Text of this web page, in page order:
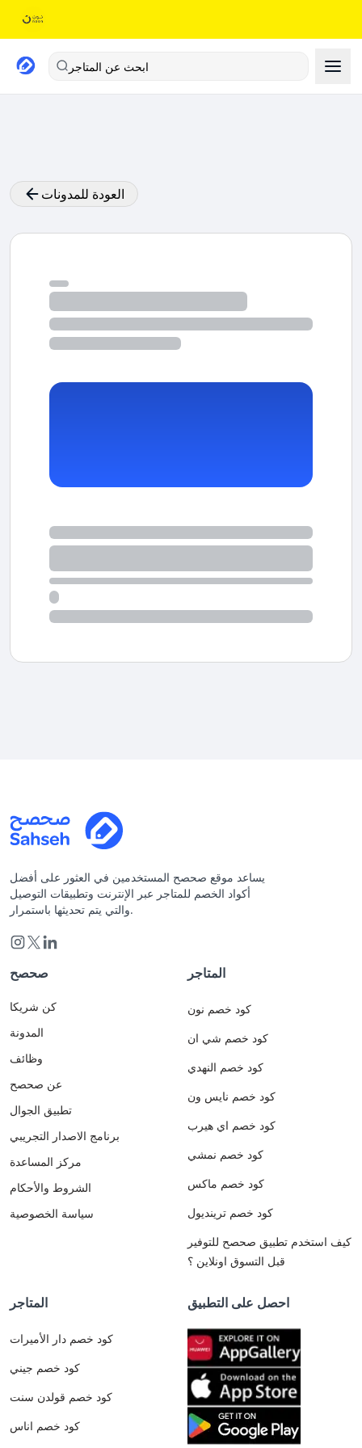
ابحث عن المتاجر
العودة للمدونات
يساعد موقع صحصح المستخدمين في العثور على أفضل
أكواد الخصم للمتاجر عبر الإنترنت وتطبيقات التوصيل
والتي يتم تحديثها باستمرار.
صحصح
كن شريكا
المدونة
وظائف
عن صحصح
تطبيق الجوال
برنامج الاصدار التجريبي
مركز المساعدة
الشروط والأحكام
سياسة الخصوصية
المتاجر
كود خصم نون
كود خصم شي ان
كود خصم النهدي
كود خصم نايس ون
كود خصم اي هيرب
كود خصم نمشي
كود خصم ماكس
كود خصم ترينديول
كيف استخدم تطبيق صحصح للتوفير
قبل التسوق اونلاين ؟
المتاجر
كود خصم دار الأميرات
كود خصم جيني
كود خصم قولدن سنت
كود خصم اناس
احصل على التطبيق